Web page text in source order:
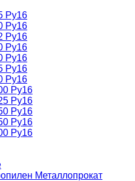
Ру16
Ру16
Ру16
Ру16
Ру16
Ру16
Ру16
Ру16
Ру16
Ру16
Ру16
Ру16
Металлопрокат